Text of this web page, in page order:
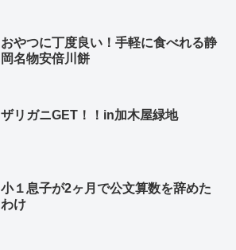
おやつに丁度良い！手軽に食べれる静
岡名物安倍川餅
ザリガニGET！！in加木屋緑地
小１息子が2ヶ月で公文算数を辞めた
わけ